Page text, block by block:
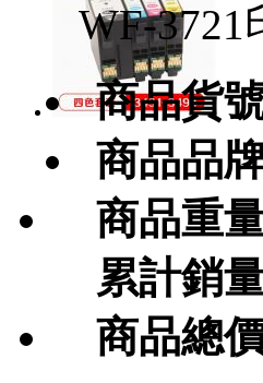
WF-
商品貨號
商品品牌
商品重量
累計銷
商品總價